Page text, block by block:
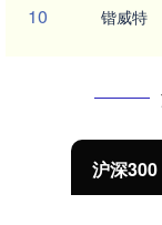
10 锴威特
北证